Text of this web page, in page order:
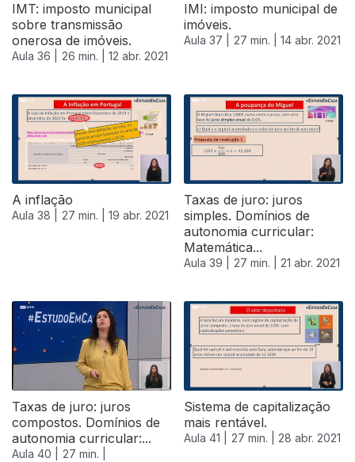
IMT: imposto municipal
sobre transmissão
onerosa de imóveis.
Aula 36 | 26 min. | 12 abr. 2021
IMI: imposto municipal de
imóveis.
Aula 37 | 27 min. | 14 abr. 2021
A inflação
Aula 38 | 27 min. | 19 abr. 2021
Taxas de juro: juros
simples. Domínios de
autonomia curricular:
Matemática...
Aula 39 | 27 min. | 21 abr. 2021
Taxas de juro: juros
compostos. Domínios de
autonomia curricular:...
Aula 40 |
27 min. |
Sistema de capitalização
mais rentável.
Aula 41 | 27 min. | 28 abr. 2021